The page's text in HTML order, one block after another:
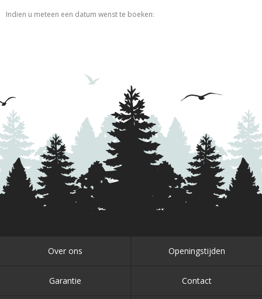
Indien u meteen een datum wenst te boeken:
Over ons Openingstijden
Garantie Contact